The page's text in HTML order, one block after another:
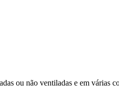
ou não ventiladas e em várias